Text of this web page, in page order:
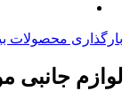
بارگذاری محصولات
لوازم جانبی